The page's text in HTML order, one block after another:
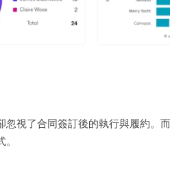
視了合同簽訂後的執行與履約。